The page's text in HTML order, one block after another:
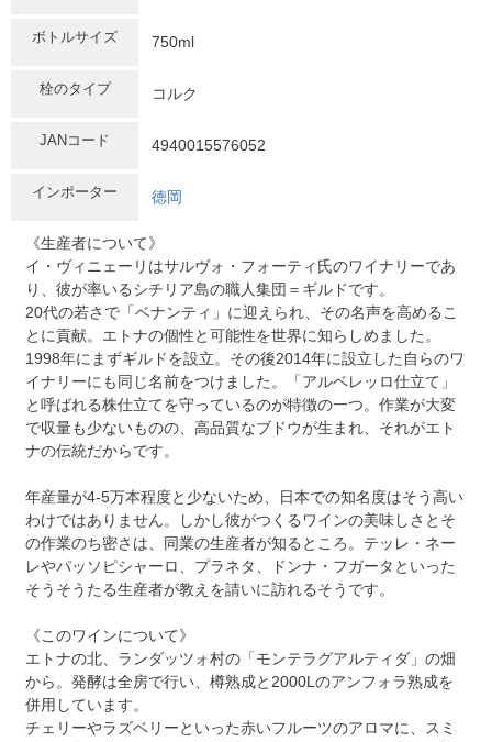
ボトルサイズ 750ml
栓のタイプ コルク
JANコード 4940015576052
インポーター 徳岡
《生産者について》
イ・ヴィニェーリはサルヴォ・フォーティ氏のワイナリーであ
り、彼が率いるシチリア島の職人集団＝ギルドです。
20代の若さで「ベナンティ」に迎えられ、その名声を高めるこ
とに貢献。エトナの個性と可能性を世界に知らしめました。
1998年にまずギルドを設立。その後2014年に設立した自らのワ
イナリーにも同じ名前をつけました。「アルベレッロ仕立て」
と呼ばれる株仕立てを守っているのが特徴の一つ。作業が大変
で収量も少ないものの、高品質なブドウが生まれ、それがエト
ナの伝統だからです。
年産量が4-5万本程度と少ないため、日本での知名度はそう高い
わけではありません。しかし彼がつくるワインの美味しさとそ
の作業のち密さは、同業の生産者が知るところ。テッレ・ネー
レやパッソピシャーロ、プラネタ、ドンナ・フガータといった
そうそうたる生産者が教えを請いに訪れるそうです。
《このワインについて》
エトナの北、ランダッツォ村の「モンテラグアルティダ」の畑
から。発酵は全房で行い、樽熟成と2000Lのアンフォラ熟成を
併用しています。
チェリーやラズベリーといった赤いフルーツのアロマに、スミ